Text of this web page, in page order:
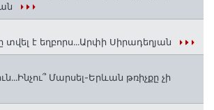
է եղբորս․․․Արփի Սիրադեղյան
Մարսել-Երևան թռիչքը չի